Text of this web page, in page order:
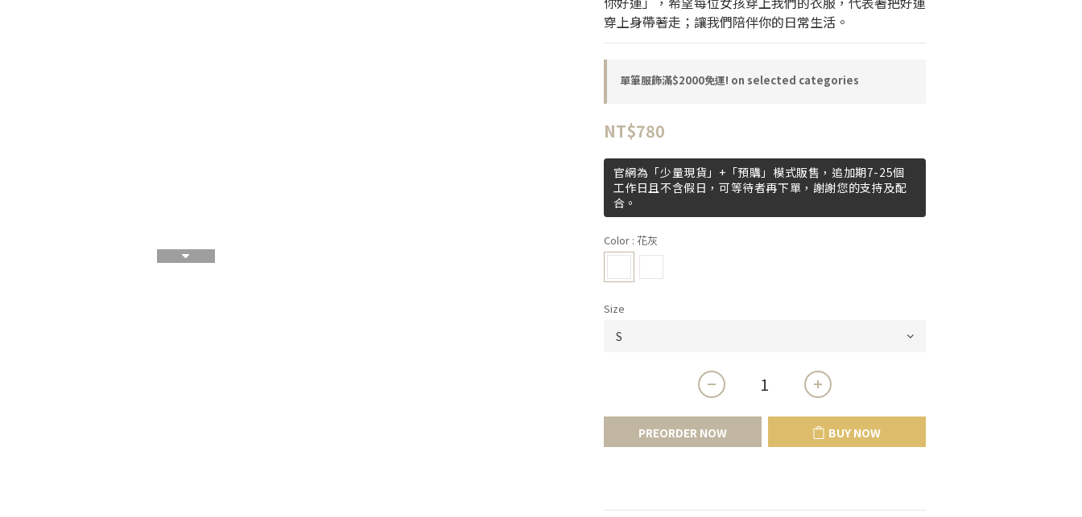
穿上身帶著走；讓我們陪伴你的日常生活。
單筆服飾滿$2000免運! on selected categories
NT$780
官網為「少量現貨」+「預購」模式販售，追加期7-25個
工作日且不含假日，可等待者再下單，謝謝您的支持及配
合。
Color : 花灰
Size
PREORDER NOW BUY NOW